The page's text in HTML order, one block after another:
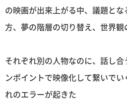
の映画が出来上がる中、議題と
方、夢の階層の切り替え、世界
それぞれ別の人物なのに、話し
ンポイントで映像化して繋いで
れのエラーが起きた